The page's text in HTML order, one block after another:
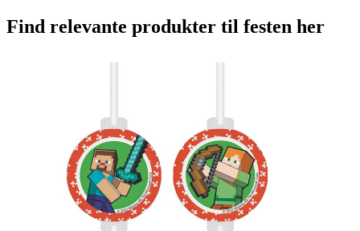
Find relevante produkter til festen her